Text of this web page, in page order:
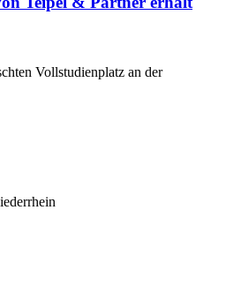
Vollstudienplatz an der